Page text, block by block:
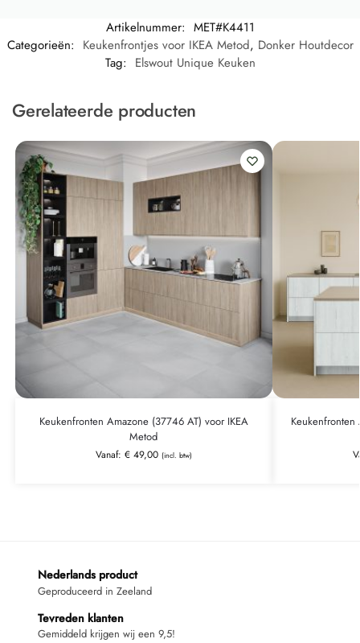
Artikelnummer: MET#K4411
Categorieën: Keukenfrontjes voor IKEA Metod, Donker Houtdecor
Tag: Elswout Unique Keuken
Gerelateerde producten
Keukenfronten Amazone (37746 AT) voor IKEA
Metod
Vanaf: €49,00 (incl. btw)
Keukenfronten
Nederlands product
Geproduceerd in Zeeland
Tevreden klanten
Gemiddeld krijgen wij een 9,5!